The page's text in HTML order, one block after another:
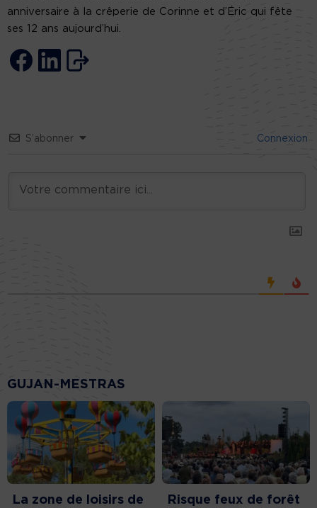
anniversaire à la crêperie de Corinne et d’Éric qui fête
ses 12 ans aujourd’hui.
S’abonner Connexion
GUJAN-MESTRAS
La zone de loisirs de
Risque feux de forêt